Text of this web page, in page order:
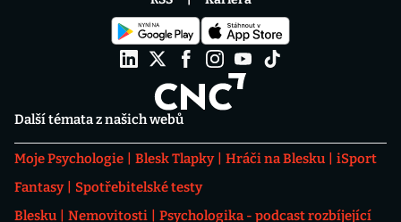
Další témata z našich webů
Moje Psychologie Blesk Tlapky Hráči na Blesku
iSport
Fantasy
Spotřebitelské testy
Blesku
Nemovitosti
Psychologika - podcast rozbíjející